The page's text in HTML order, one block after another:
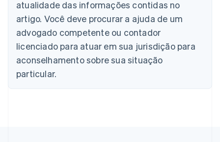
atualidade das informações contidas no
artigo. Você deve procurar a ajuda de um
advogado competente ou contador
licenciado para atuar em sua jurisdição para
aconselhamento sobre sua situação
particular.
PortuguêsEnglish
Bulgária
English
Canadá
English Français
China continental
简体中文 English
Chipre
Croácia